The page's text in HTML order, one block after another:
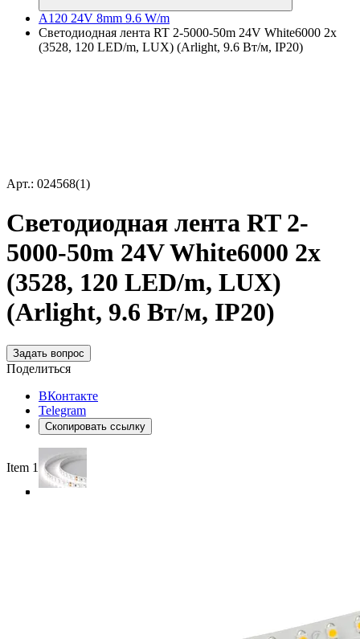
A120 24V 8mm 9.6 W/m
Светодиодная лента RT 2-5000-50m 24V White6000 2x
(3528, 120 LED/m, LUX) (Arlight, 9.6 Вт/м, IP20)
Арт.: 024568(1)
Светодиодная лента RT 2-
5000-50m 24V White6000 2x
(3528, 120 LED/m, LUX)
(Arlight, 9.6 Вт/м, IP20)
Задать вопрос
Поделиться
ВКонтакте
Telegram
Скопировать ссылку
Item 1 of 4